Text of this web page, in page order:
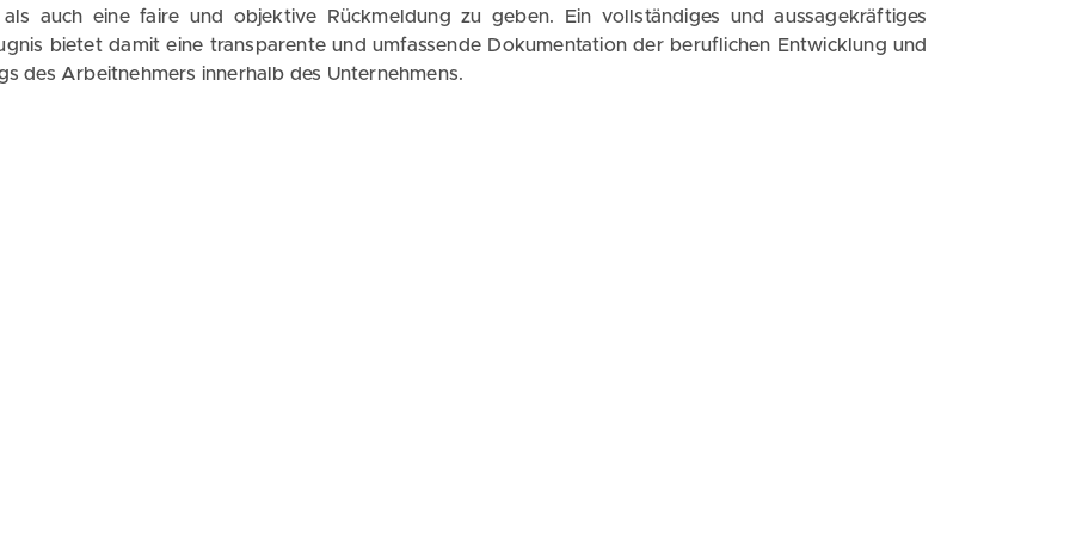
auch eine faire und objektive Rückmeldung zu geben. Ein vollständiges und aussagekräftiges
bietet damit eine transparente und umfassende Dokumentation der beruflichen Entwicklung und
des Arbeitnehmers innerhalb des Unternehmens.